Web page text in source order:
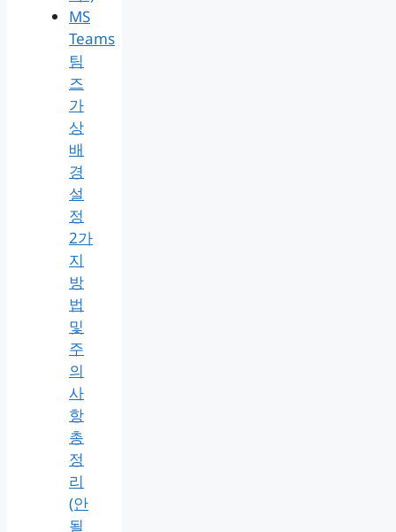
MS
Teams
팀
즈
가
상
배
경
설
정
2가
지
방
법
및
주
의
사
항
총
정
리
(안
될